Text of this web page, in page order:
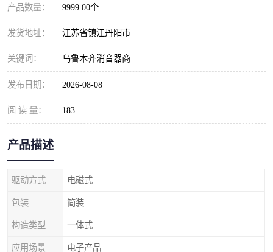
产品数量： 9999.00个
发货地址： 江苏省镇江丹阳市
关键词： 乌鲁木齐消音器商
发布日期： 2026-08-08
阅 读 量： 183
产品描述
驱动方式 电磁式
包装 简装
构造类型 一体式
应用场景 电子产品